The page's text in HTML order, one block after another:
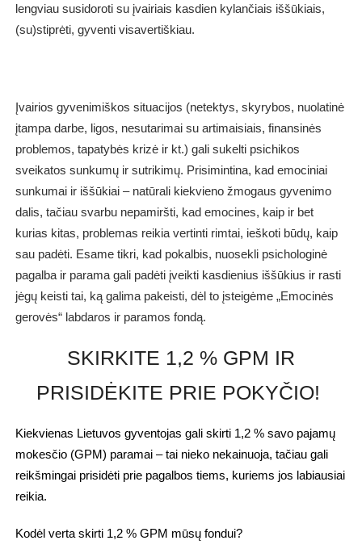
lengviau susidoroti su įvairiais kasdien kylančiais iššūkiais,
(su)stiprėti, gyventi visavertiškiau.
Įvairios gyvenimiškos situacijos (netektys, skyrybos, nuolatinė
įtampa darbe, ligos, nesutarimai su artimaisiais, finansinės
problemos, tapatybės krizė ir kt.) gali sukelti psichikos
sveikatos sunkumų ir sutrikimų. Prisimintina, kad emociniai
sunkumai ir iššūkiai – natūrali kiekvieno žmogaus gyvenimo
dalis, tačiau svarbu nepamiršti, kad emocines, kaip ir bet
kurias kitas, problemas reikia vertinti rimtai, ieškoti būdų, kaip
sau padėti. Esame tikri, kad pokalbis, nuosekli psichologinė
pagalba ir parama gali padėti įveikti kasdienius iššūkius ir rasti
jėgų keisti tai, ką galima pakeisti, dėl to įsteigėme „Emocinės
gerovės“ labdaros ir paramos fondą.
SKIRKITE 1,2 % GPM IR
PRISIDĖKITE PRIE POKYČIO!
Kiekvienas Lietuvos gyventojas gali skirti 1,2 % savo pajamų
mokesčio (GPM) paramai – tai nieko nekainuoja, tačiau gali
reikšmingai prisidėti prie pagalbos tiems, kuriems jos labiausiai
reikia.
Kodėl verta skirti 1,2 % GPM mūsų fondui?